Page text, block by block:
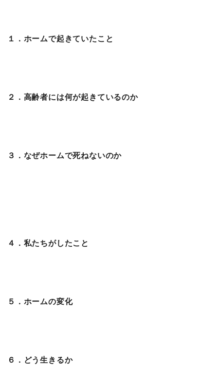
１．ホームで起きていたこと
２．高齢者には何が起きているのか
３．なぜホームで死ねないのか
４．私たちがしたこと
５．ホームの変化
６．どう生きるか